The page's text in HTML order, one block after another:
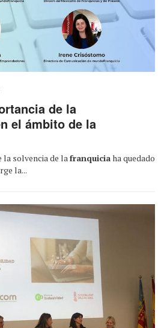
de la
el ámbito de la
la solvencia de lafranquiciaha quedado
la...